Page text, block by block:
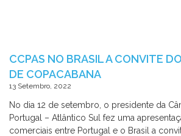
CCPAS NO BRASIL A CONVITE
DE COPACABANA
13 Setembro, 2022
No dia 12 de setembro, o presidente da
Portugal – Atlântico Sul fez uma
comerciais entre Portugal e o Brasil a